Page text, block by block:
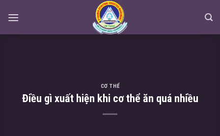
CƠ THỂ
Điều gì xuất hiện khi cơ thể ăn quá nhiều